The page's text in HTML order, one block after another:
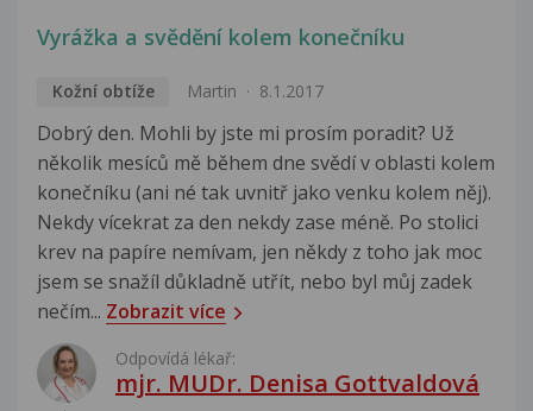
Vyrážka a svědění kolem konečníku
Kožní obtíže Martin 8.1.2017
Dobrý den. Mohli by jste mi prosím poradit? Už
několik mesíců mě během dne svědí v oblasti kolem
konečníku (ani né tak uvnitř jako venku kolem něj).
Nekdy vícekrat za den nekdy zase méně. Po stolici
krev na papíre nemívam, jen někdy z toho jak moc
jsem se snažíl důkladně utřít, nebo byl můj zadek
nečím... Zobrazit více
Odpovídá lékař:
mjr. MUDr. Denisa Gottvaldová